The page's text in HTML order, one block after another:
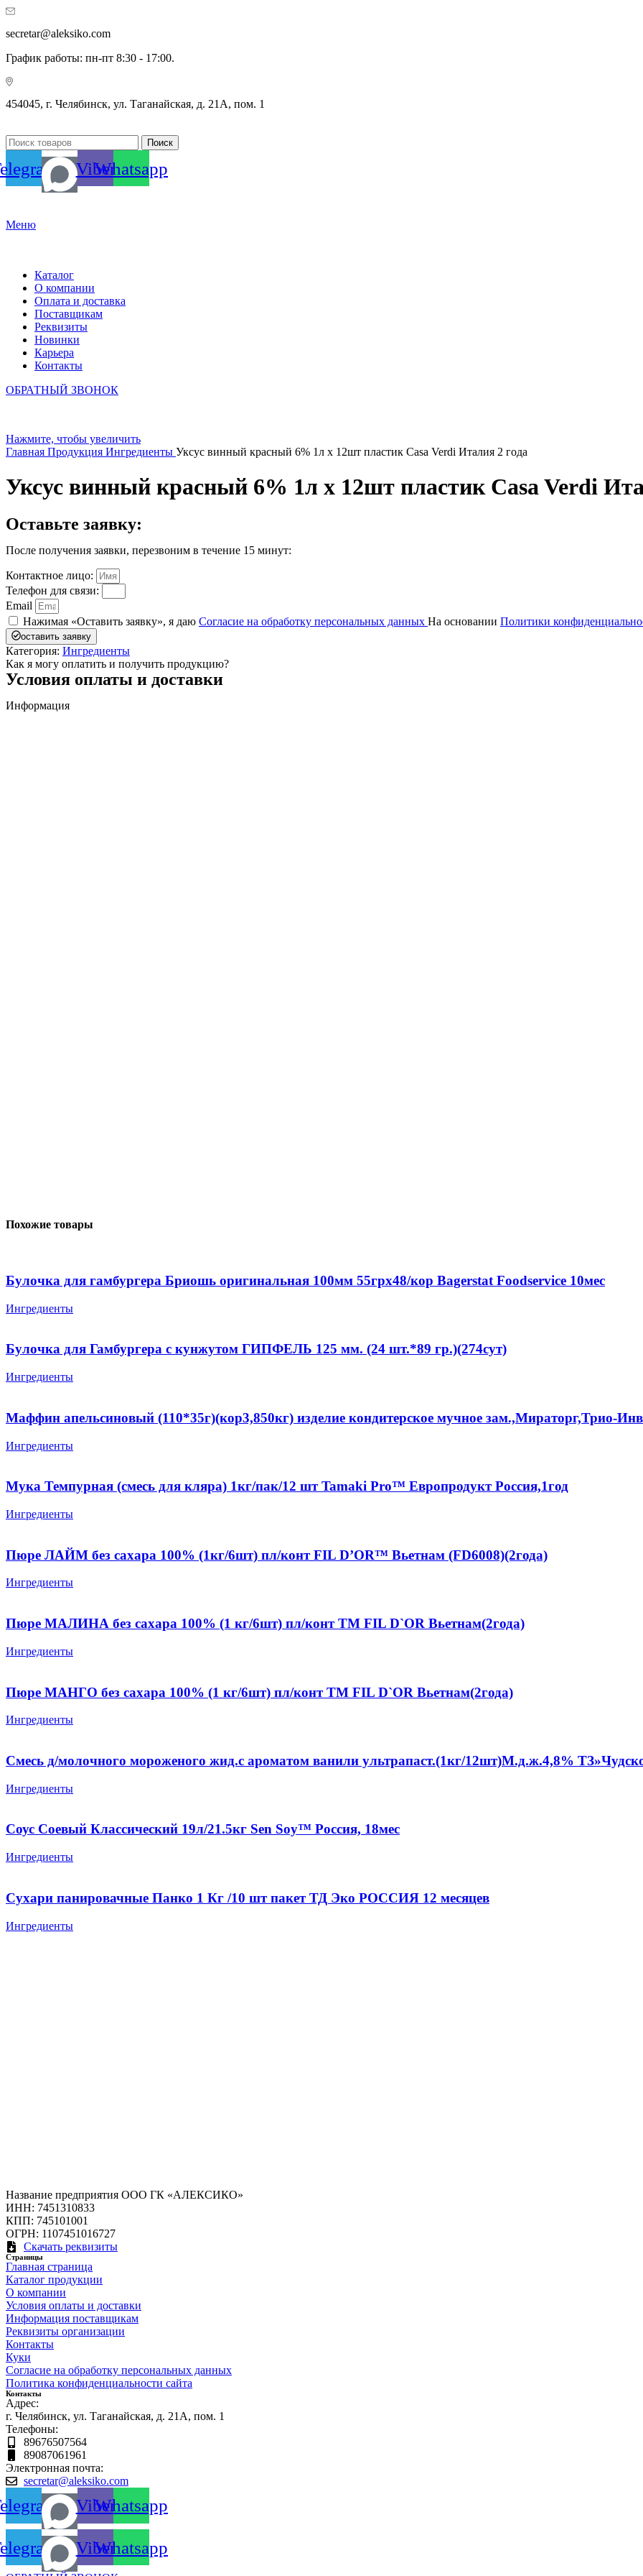
secretar@aleksiko.com
График работы: пн-пт 8:30 - 17:00.
454045, г. Челябинск, ул. Таганайская, д. 21А, пом. 1
Поиск
ViberWhatsapp
Меню
Каталог
О компании
Оплата и доставка
Поставщикам
Реквизиты
Новинки
Карьера
Контакты
ОБРАТНЫЙ ЗВОНОК
Нажмите, чтобы увеличить
Главная Продукция Ингредиенты Уксус винный красный 6% 1л х 12шт пластик Casa Verdi Италия 2 года
Уксус винный красный 6% 1л х 12шт пластик Casa Verdi
Оставьте заявку:
После получения заявки, перезвоним в течение 15 минут:
Контактное лицо:
Телефон для связи:
Email
Нажимая «Оставить заявку», я даю Согласие на обработку персональных данных На основании Политики
оставить заявку
Категория: Ингредиенты
Как я могу оплатить и получить продукцию?
Условия оплаты и доставки
Информация
Похожие товары
Булочка для гамбургера Бриошь оригинальная 100мм 55грх48/кор Bagerstat Foodservice 10мес
Ингредиенты
Булочка для Гамбургера с кунжутом ГИПФЕЛЬ 125 мм. (24 шт.*89 гр.)(274сут)
Ингредиенты
Маффин апельсиновый (110*35г)(кор3,850кг) изделие кондитерское мучное зам.,Мираторг,Трио-
Ингредиенты
Мука Темпурная (смесь для кляра) 1кг/пак/12 шт Tamaki Pro™ Европродукт Россия,1год
Ингредиенты
Пюре ЛАЙМ без сахара 100% (1кг/6шт) пл/конт FIL D’OR™ Вьетнам (FD6008)(2года)
Ингредиенты
Пюре МАЛИНА без сахара 100% (1 кг/6шт) пл/конт ТМ FIL D`OR Вьетнам(2года)
Ингредиенты
Пюре МАНГО без сахара 100% (1 кг/6шт) пл/конт ТМ FIL D`OR Вьетнам(2года)
Ингредиенты
Смесь д/молочного мороженого жид.с ароматом ванили ультрапаст.(1кг/12шт)М.д.ж.4,8%
Ингредиенты
Соус Соевый Классический 19л/21.5кг Sen Soy™ Россия, 18мес
Ингредиенты
Сухари панировачные Панко 1 Кг /10 шт пакет ТД Эко РОССИЯ 12 месяцев
Ингредиенты
Название предприятия ООО ГК «АЛЕКСИКО»
ИНН: 7451310833
КПП: 745101001
ОГРН: 1107451016727
Скачать реквизиты
Страницы
Главная страница
Каталог продукции
О компании
Условия оплаты и доставки
Информация поставщикам
Реквизиты организации
Контакты
Куки
Согласие на обработку персональных данных
Политика конфиденциальности сайта
Контакты
Адрес:
г. Челябинск, ул. Таганайская, д. 21А, пом. 1
Телефоны:
89676507564
89087061961
Электронная почта:
secretar@aleksiko.com
ViberWhatsapp
ViberWhatsapp